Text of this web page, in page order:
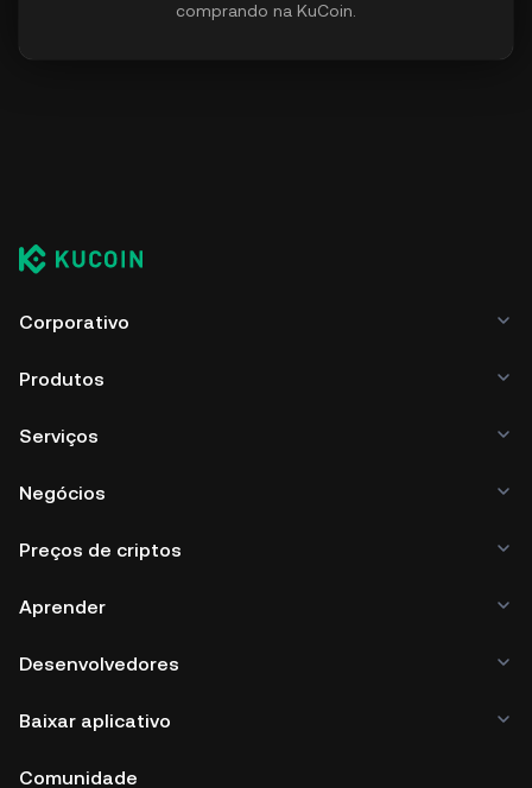
comprando na KuCoin.
Corporativo
Produtos
Serviços
Negócios
Preços de criptos
Aprender
Desenvolvedores
Baixar aplicativo
Comunidade